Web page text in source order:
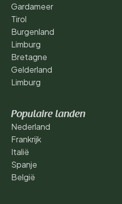
Gardameer
Tirol
Burgenland
Limburg
Bretagne
Gelderland
Limburg
Populaire landen
Nederland
Frankrijk
Italië
Spanje
België